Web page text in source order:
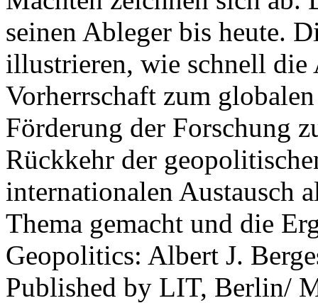
seinen Ableger bis heute.
illustrieren, wie schnell die
Vorherrschaft zum
Förderung der Forschung
Rückkehr der
internationalen Austausch
Thema gemacht und die
Geopolitics: Albert J.
Published by LIT, Berlin/